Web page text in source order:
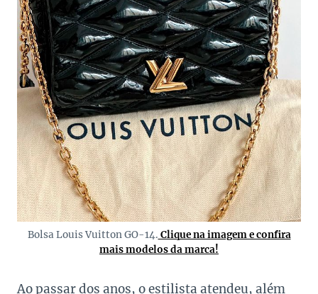
Bolsa Louis Vuitton GO-14. Clique na imagem e confira
mais modelos da marca!
Ao passar dos anos, o estilista atendeu, além